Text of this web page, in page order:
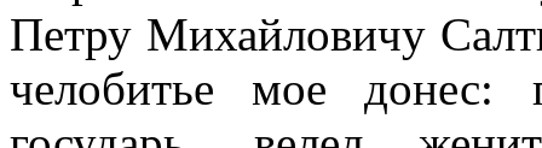
Петру Михайловичу
челобитье мое донес: